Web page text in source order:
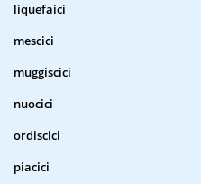
liquefaici
mescici
muggiscici
nuocici
ordiscici
piacici